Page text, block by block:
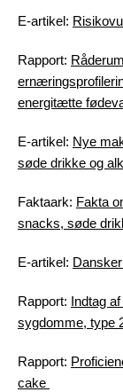
E-artikel:
Rapport:
energitætte
E-artikel: Nye
søde drikke og
Faktaark: Fakta
snacks, søde
E-artikel:
Rapport: Indtag
sygdomme, type
Rapport:
cake